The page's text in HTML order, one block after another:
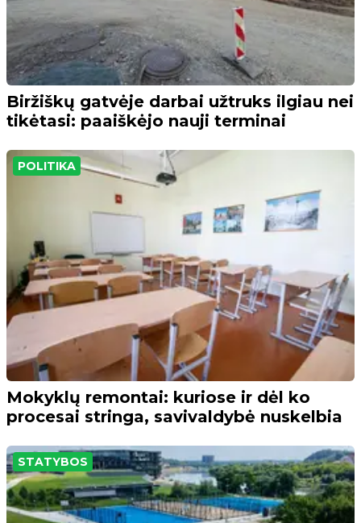
Biržiškų gatvėje darbai užtruks ilgiau nei
tikėtasi: paaiškėjo nauji terminai
POLITIKA
Mokyklų remontai: kuriose ir dėl ko
procesai stringa, savivaldybė nuskelbia
STATYBOS